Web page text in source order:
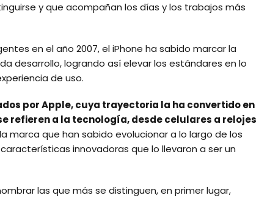
y que acompañan los días y los trabajos más
en el año 2007, el iPhone ha sabido marcar la
desarrollo, logrando así elevar los estándares en lo
de uso.
por Apple, cuya trayectoria la ha convertido en
refieren a la tecnología, desde celulares a relojes
marca que han sabido evolucionar a lo largo de los
innovadoras que lo llevaron a ser un
las que más se distinguen, en primer lugar,